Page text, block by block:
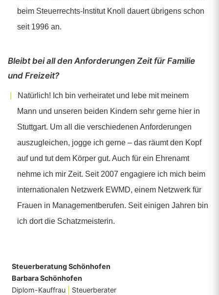
Steuerberatung Schönhofen
Barbara Schönhofen
Diplom-Kauffrau
Steuerberater
beim Steuerrechts-Institut Knoll dauert übrigens schon
seit 1996 an.
Bleibt bei all den Anforderungen Zeit für Familie
und Freizeit?
Natürlich! Ich bin verheiratet und lebe mit meinem
Mann und unseren beiden Kindern sehr gerne hier in
Stuttgart. Um all die verschiedenen Anforderungen
auszugleichen, jogge ich gerne – das räumt den Kopf
auf und tut dem Körper gut. Auch für ein Ehrenamt
nehme ich mir Zeit. Seit 2007 engagiere ich mich beim
internationalen Netzwerk EWMD, einem Netzwerk für
Frauen in Managementberufen. Seit einigen Jahren bin
ich dort die Schatzmeisterin.